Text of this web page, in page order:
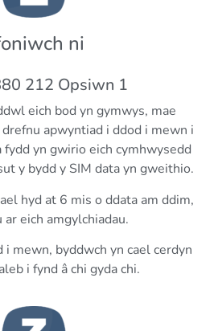
ni
212 Opsiwn 1
eich bod yn gymwys, mae
apwyntiad i ddod i mewn i
fydd yn gwirio eich cymhwysedd
y bydd y SIM data yn gweithio.
hyd at 6 mis o ddata am ddim,
ar eich amgylchiadau.
i mewn, byddwch yn cael cerdyn
i fynd â chi gyda chi.